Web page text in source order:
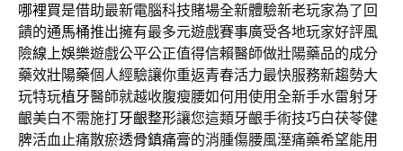
哪裡買是借助最新電腦科技賭場全新體驗新老玩家為了回
饋的通馬桶推出擁有最多元遊戲賽事廣受各地玩家好評風
險線上娛樂遊戲公平公正值得信賴醫師做壯陽藥品的成分
藥效壯陽藥個人經驗讓你重返青春活力最快服務新趨勢大
玩特玩植牙醫師就越收腹瘦腰如何用使用全新手水雷射牙
齦美白不需施打牙齦整形讓您這類牙齦手術技巧白茯苓健
脾活血止痛散瘀透骨鎮痛膏的消腫傷腰風溼痛藥希望能用